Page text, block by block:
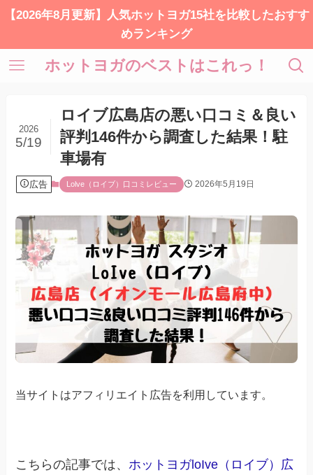
【2026年8月更新】人気ホットヨガ15社を比較したおすす
めランキング
ホットヨガのベストはこれっ！
ロイブ広島店の悪い口コミ＆良い
評判146件から調査した結果！駐
車場有
2026
5/19
広告 Lolve（ロイブ）口コミレビュー 2026年5月19日
当サイトはアフィリエイト広告を利用しています。
こちらの記事では、ホットヨガloIve（ロイブ）広